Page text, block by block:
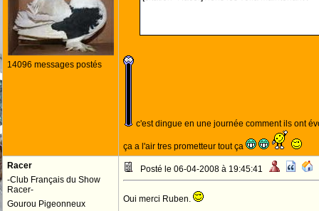
14096 messages postés
c'est dingue en une journée comment ils ont
ça a l'air tres prometteur tout ça
Racer
-Club Français du Show
Racer-
Gourou Pigeonneux
Posté le 06-04-2008 à 19:45:41
Oui merci Ruben.